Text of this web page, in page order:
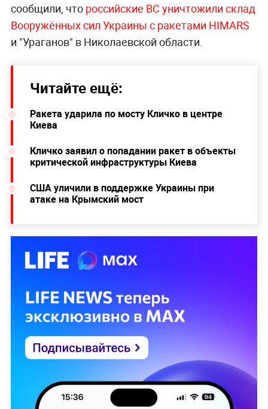
сообщили, что российские ВС уничтожили склад
Вооружённых сил Украины с ракетами HIMARS
и "Ураганов" в Николаевской области.
Читайте ещё:
Ракета ударила по мосту Кличко в центре
Киева
Кличко заявил о попадании ракет в объекты
критической инфраструктуры Киева
США уличили в поддержке Украины при
атаке на Крымский мост